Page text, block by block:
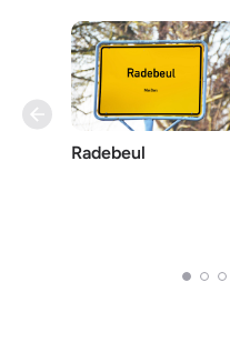
Radebeul